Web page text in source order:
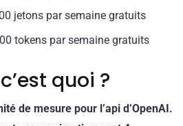
jetons par semaine gratuits
tokens par semaine gratuits
quoi ?
de mesure pour l’api d’OpenAI.